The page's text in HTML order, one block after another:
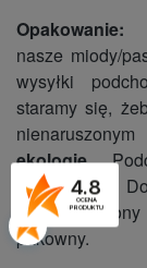
Opakowanie:
nasze miody/
wysyłki
staramy się,
ekologię.
bąbelkowej.
pocięte
pakowny.
4.8
OCENA
PRODUKTU